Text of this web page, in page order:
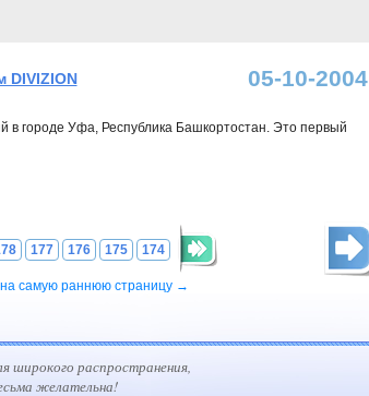
05-10-2004
в городе Уфа, Республика Башкортостан. Это первый
177 176 175 174
на самую раннюю страницу →
широкого распространения,
желательна!